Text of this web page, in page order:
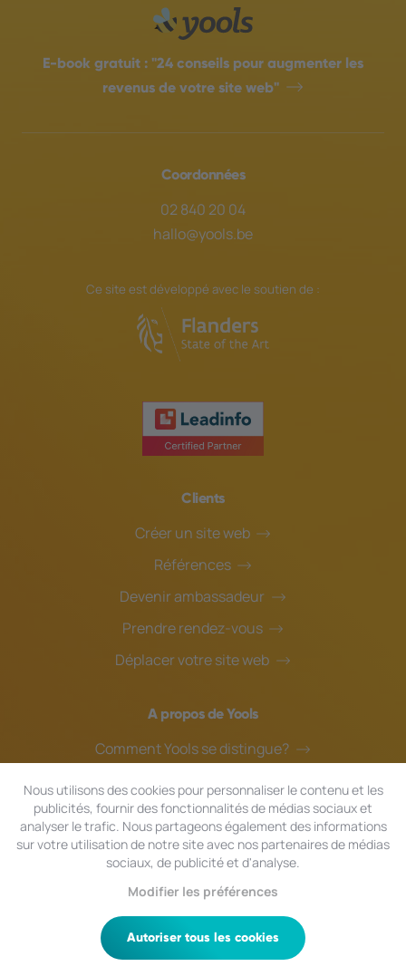
Nous utilisons des cookies pour personnaliser le contenu et les
publicités, fournir des fonctionnalités de médias sociaux et
analyser le trafic. Nous partageons également des informations
sur votre utilisation de notre site avec nos partenaires de médias
sociaux, de publicité et d'analyse.
Modifier les préférences
Autoriser tous les cookies
E-book gratuit : "24 conseils pour augmenter les
revenus de votre site web"
Coordonnées
02 840 20 04
hallo@yools.be
Ce site est développé avec le soutien de :
Clients
Créer un site web
Références
Devenir ambassadeur
Prendre rendez-vous
Déplacer votre site web
A propos de Yools
Comment Yools se distingue?
Blog
Assistance en ligne
© 2024 Yools Tous droits réservés.